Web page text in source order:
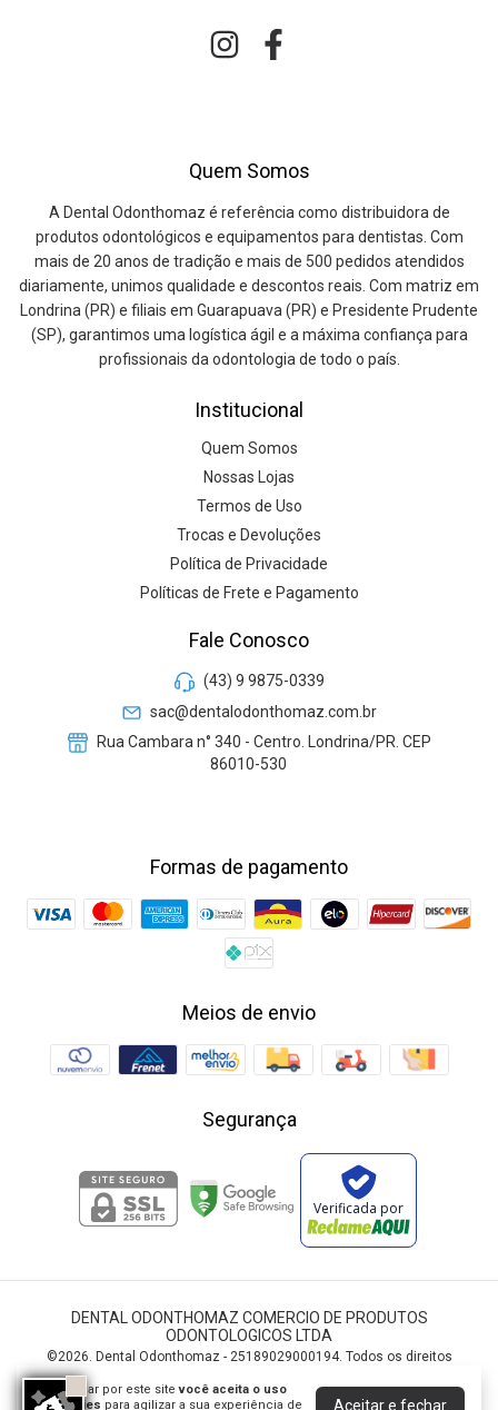
Ao navegar por este sitevocê aceita o uso
de cookies para agilizar a sua experiência de Aceitar e fechar
Quem Somos
A Dental Odonthomaz é referência como distribuidora de
produtos odontológicos e equipamentos para dentistas. Com
mais de 20 anos de tradição e mais de 500 pedidos atendidos
diariamente, unimos qualidade e descontos reais. Com matriz em
Londrina (PR) e filiais em Guarapuava (PR) e Presidente Prudente
(SP), garantimos uma logística ágil e a máxima confiança para
profissionais da odontologia de todo o país.
Institucional
Quem Somos
Nossas Lojas
Termos de Uso
Trocas e Devoluções
Política de Privacidade
Políticas de Frete e Pagamento
Fale Conosco
(43) 9 9875-0339
sac@dentalodonthomaz.com.br
Rua Cambara n° 340 - Centro. Londrina/PR. CEP
86010-530
Formas de pagamento
Meios de envio
Segurança
Verificada por
DENTAL ODONTHOMAZ COMERCIO DE PRODUTOS
ODONTOLOGICOS LTDA
©2026. Dental Odonthomaz - 25189029000194. Todos os direitos